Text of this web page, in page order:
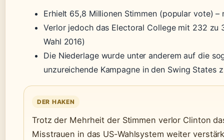
Erhielt 65,8 Millionen Stimmen (popular vote) –
Verlor jedoch das Electoral College mit 232 zu
Wahl 2016)
Die Niederlage wurde unter anderem auf die
unzureichende Kampagne in den Swing States
DER HAKEN
Trotz der Mehrheit der Stimmen verlor Clinton
Misstrauen in das US-Wahlsystem weiter